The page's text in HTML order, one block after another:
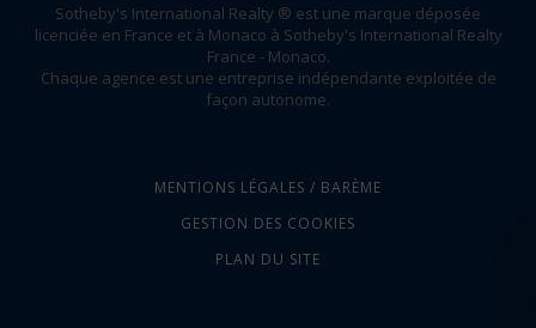
Sotheby's International Realty ® est une marque déposée
licenciée en France et à Monaco à Sotheby's International Realty
France - Monaco.
Chaque agence est une entreprise indépendante exploitée de
façon autonome.
MENTIONS LÉGALES / BARÈME
GESTION DES COOKIES
PLAN DU SITE